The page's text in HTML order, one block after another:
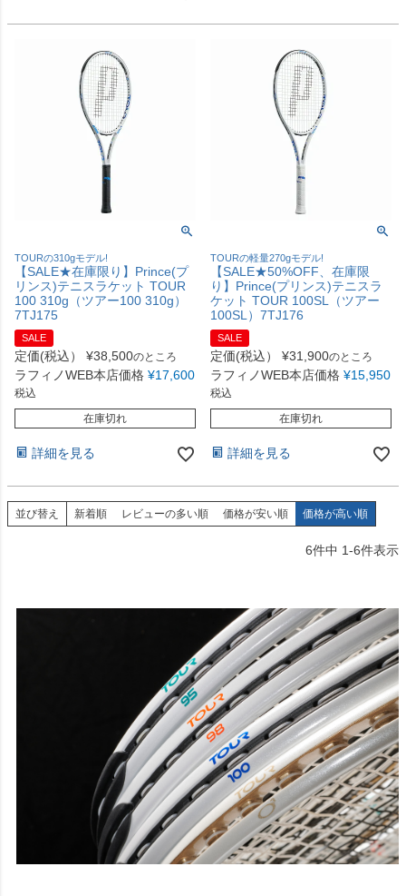
TOURの310gモデル!
【SALE★在庫限り】Prince(プ
リンス)テニスラケット TOUR
100 310g（ツアー100 310g）
7TJ175
SALE
定価(税込） ¥38,500のところ
ラフィノWEB本店価格 ¥17,600
税込
在庫切れ
詳細を見る
TOURの軽量270gモデル!
【SALE★50%OFF、在庫限
り】Prince(プリンス)テニスラ
ケット TOUR 100SL（ツアー
100SL）7TJ176
SALE
定価(税込） ¥31,900のところ
ラフィノWEB本店価格 ¥15,950
税込
在庫切れ
詳細を見る
並び替え 新着順 レビューの多い順 価格が安い順 価格が高い順
6件中 1-6件表示